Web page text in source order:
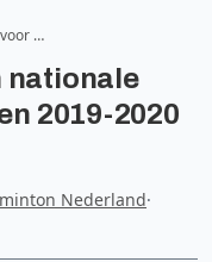
…
nationale
2019-2020
Nederland·